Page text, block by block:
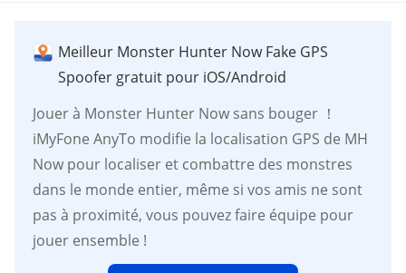
Meilleur Monster Hunter Now Fake GPS
Spoofer gratuit pour iOS/Android
Jouer à Monster Hunter Now sans bouger ！
iMyFone AnyTo modifie la localisation GPS de MH
Now pour localiser et combattre des monstres
dans le monde entier, même si vos amis ne sont
pas à proximité, vous pouvez faire équipe pour
jouer ensemble !